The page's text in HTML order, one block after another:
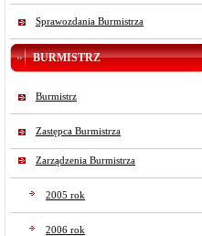
Sprawozdania Burmistrza
BURMISTRZ
Burmistrz
Zastępca Burmistrza
Zarządzenia Burmistrza
2005 rok
2006 rok